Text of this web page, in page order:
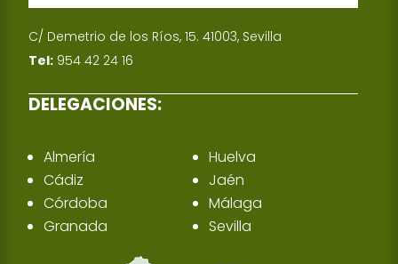
C/ Demetrio de los Ríos, 15. 41003, Sevilla
Tel: 954 42 24 16
DELEGACIONES:
Almería
Cádiz
Córdoba
Granada
Huelva
Jaén
Málaga
Sevilla